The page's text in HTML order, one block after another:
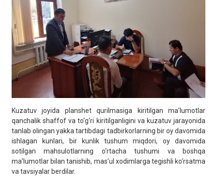
Kuzatuv joyida planshet qurilmasiga kiritilgan ma’lumotlar
qanchalik shaffof va to‘g‘ri kiritilganligini va kuzatuv jarayonida
tanlab olingan yakka tartibdagi tadbirkorlarning bir oy davomida
ishlagan kunlari, bir kunlik tushum miqdori, oy davomida
sotilgan mahsulotlarning o‘rtacha tushumi va boshqa
ma’lumotlar bilan tanishib, mas’ul xodimlarga tegishli ko‘rsatma
va tavsiyalar berdilar.